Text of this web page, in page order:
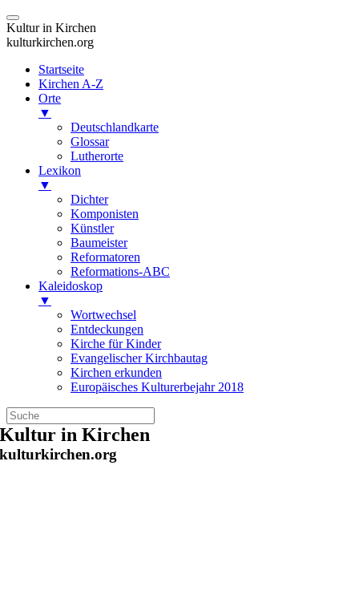
Kultur in Kirchen
kulturkirchen.org
Startseite
Kirchen A-Z
Orte
▼
Deutschlandkarte
Glossar
Lutherorte
Lexikon
▼
Dichter
Komponisten
Künstler
Baumeister
Reformatoren
Reformations-ABC
Kaleidoskop
▼
Wortwechsel
Entdeckungen
Kirche für Kinder
Evangelischer Kirchbautag
Kirchen erkunden
Europäisches Kulturerbejahr 2018
Zum
Inhalt
springen
Kultur in Kirchen
kulturkirchen.org